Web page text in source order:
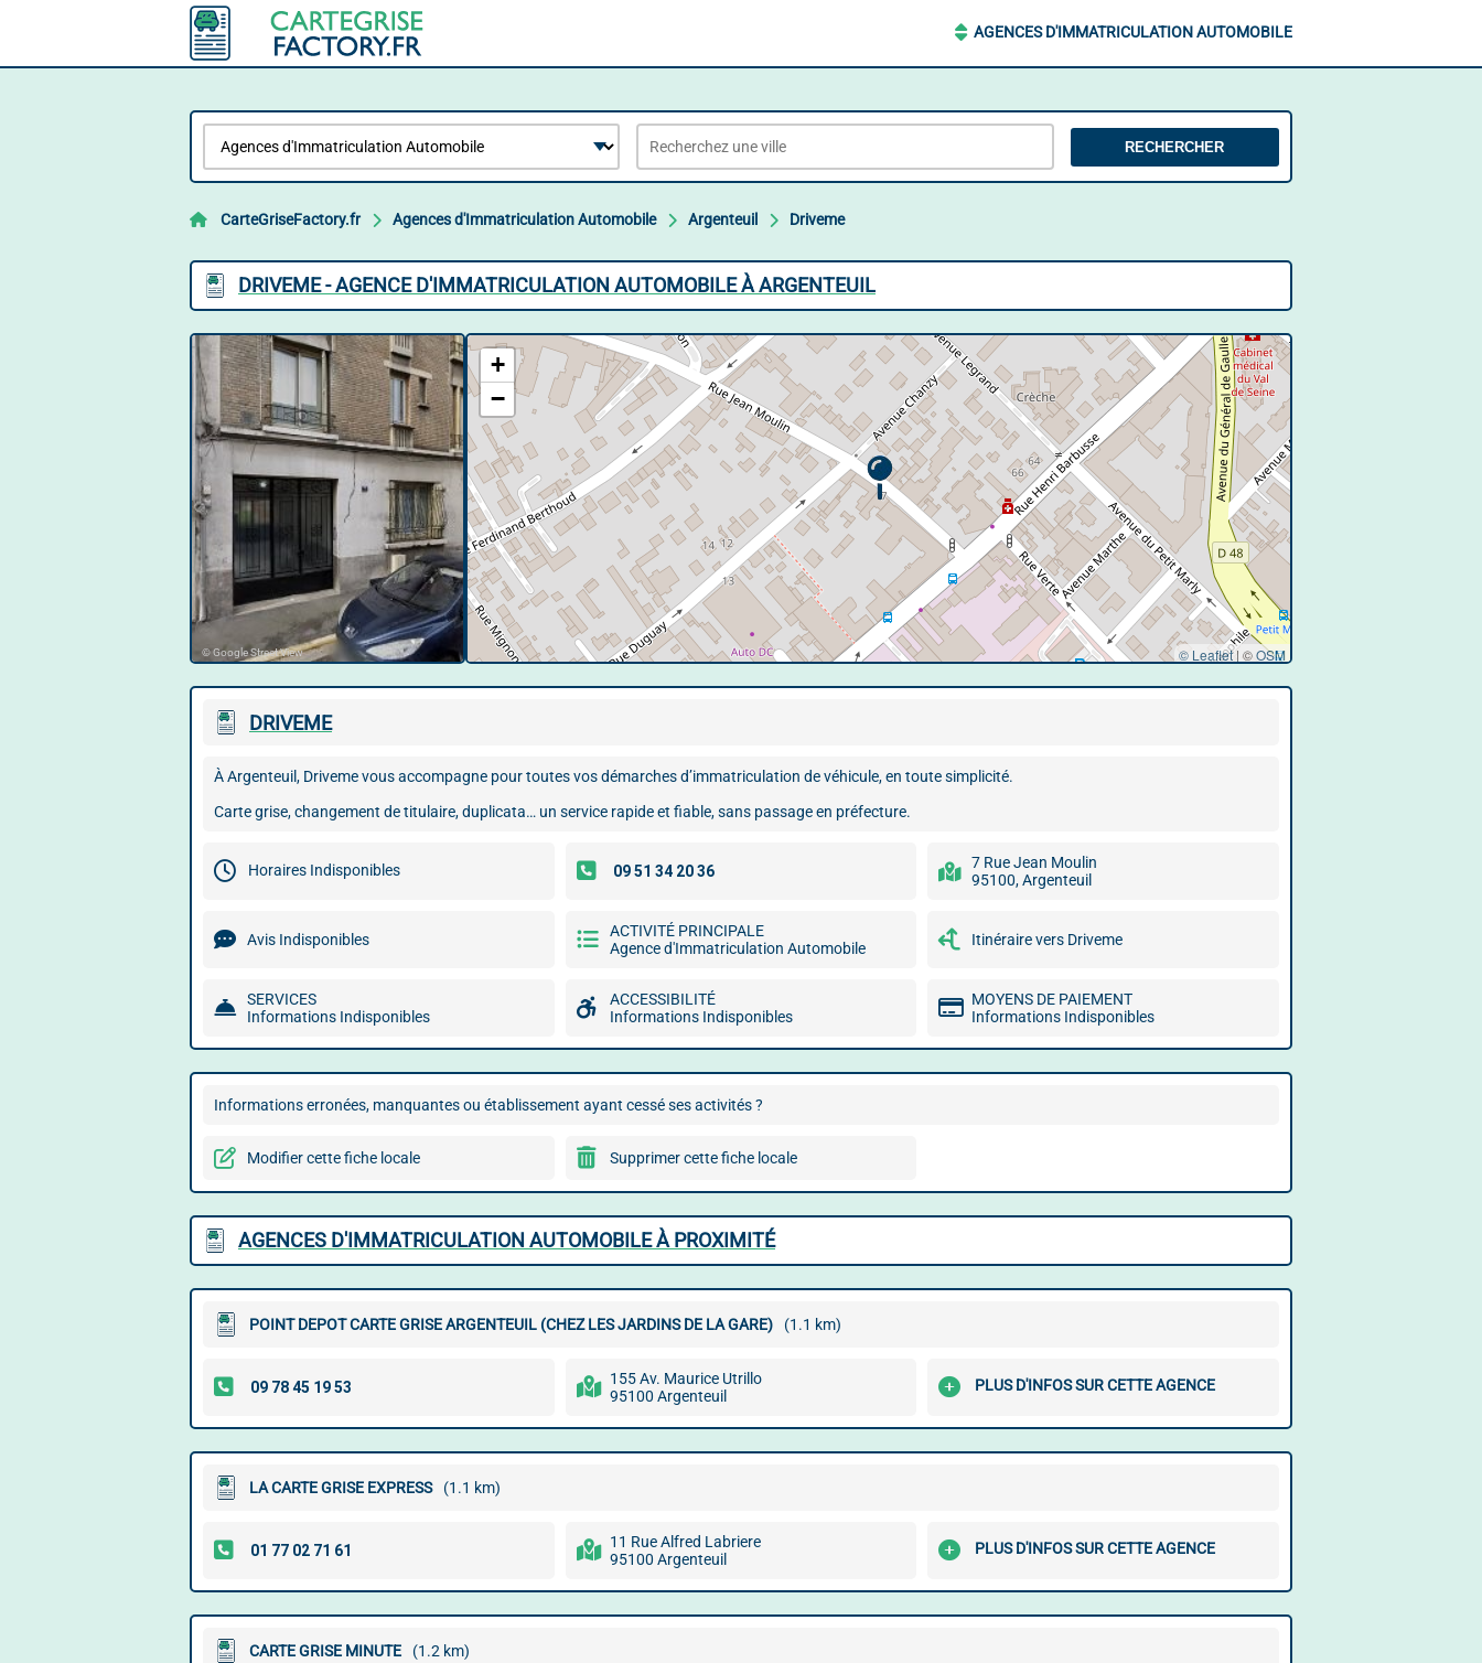
AGENCES D'IMMATRICULATION AUTOMOBILE
RECHERCHER
CarteGriseFactory.fr Agences d'Immatriculation Automobile Argenteuil Driveme
DRIVEME - AGENCE D'IMMATRICULATION AUTOMOBILE À ARGENTEUIL
© Google Street View
+
−
© Leaflet | ©OSM
DRIVEME
À Argenteuil, Driveme vous accompagne pour toutes vos démarches d’immatriculation de véhicule, en toute simplicité.
Carte grise, changement de titulaire, duplicata… un service rapide et fiable, sans passage en préfecture.
Horaires Indisponibles
7 Rue Jean Moulin
95100, Argenteuil
Avis Indisponibles
ACTIVITÉ PRINCIPALE
Agence d'Immatriculation Automobile
Itinéraire vers Driveme
SERVICES
Informations Indisponibles
ACCESSIBILITÉ
Informations Indisponibles
MOYENS DE PAIEMENT
Informations Indisponibles
Informations erronées, manquantes ou établissement ayant cessé ses activités ?
Modifier cette fiche locale Supprimer cette fiche locale
AGENCES D'IMMATRICULATION AUTOMOBILE À PROXIMITÉ
POINT DEPOT CARTE GRISE ARGENTEUIL (CHEZ LES JARDINS DE LA GARE) (1.1 km)
155 Av. Maurice Utrillo
95100 Argenteuil
PLUS D'INFOS SUR CETTE AGENCE
LA CARTE GRISE EXPRESS (1.1 km)
11 Rue Alfred Labriere
95100 Argenteuil
PLUS D'INFOS SUR CETTE AGENCE
CARTE GRISE MINUTE (1.2 km)